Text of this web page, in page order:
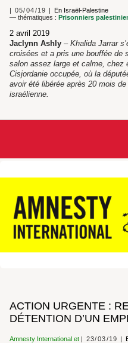
05/04/19
En Israël-Palestine
— thématiques : Prisonniers
2 avril 2019
Jaclynn Ashly – Khalida Jarrar
croisées et a pris une bouffée de
salon assez large et calme, chez
Cisjordanie occupée, où la
avoir été libérée après 20 mois
israélienne.
ACTION URGENTE :
DÉTENTION D’UN
Amnesty International et 23/03/19